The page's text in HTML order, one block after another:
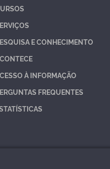
E CONHECIMENTO
À INFORMAÇÃO
FREQUENTES